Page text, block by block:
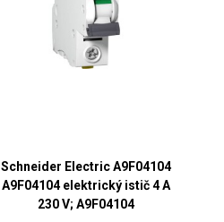
Schneider Electric A9F04104
A9F04104 elektrický istič 4 A
230 V; A9F04104